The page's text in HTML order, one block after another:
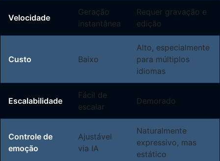
Velocidade
Geração
instantânea
Requer gravação e
edição
Custo Baixo
Alto, especialmente
para múltiplos
idiomas
Escalabilidade
Fácil de
escalar
Demorado
Controle de
emoção
Ajustável
via IA
Naturalmente
expressivo, mas
estático